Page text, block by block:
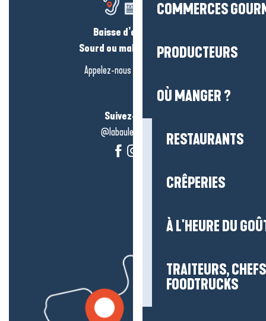
COMMERCES
PRODUCTEURS
OÙ MANGER ?
RESTAURANTS
CRÊPERIES
À L'HEURE DU
TRAITEURS,
FOODTRUCKS
Baisse d’audition ?
Sourd ou malentendant ?
Appelez-nous en
Suivez-nous !
@labauleguérande